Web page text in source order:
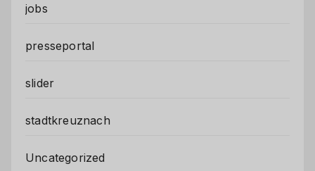
jobs
presseportal
slider
stadtkreuznach
Uncategorized